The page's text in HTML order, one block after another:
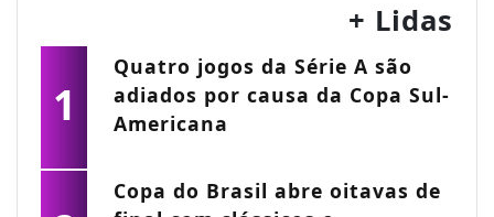
+ Lidas
1
Quatro jogos da Série A são
adiados por causa da Copa Sul-
Americana
Copa do Brasil abre oitavas de